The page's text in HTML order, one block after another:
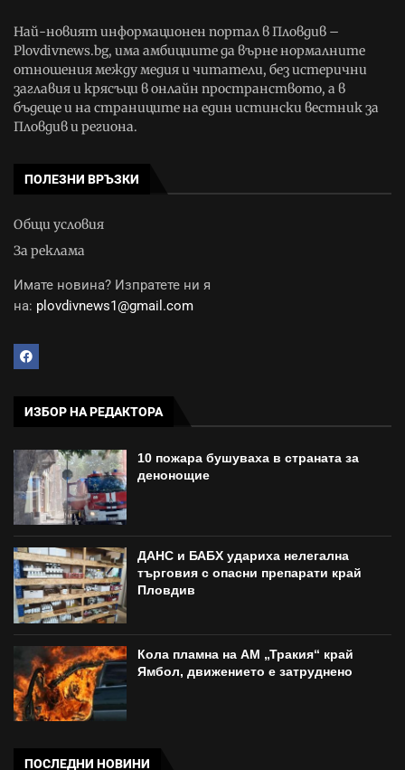
Най-новият информационен портал в Пловдив –
Plovdivnews.bg, има амбициите да върне нормалните
отношения между медия и читатели, без истерични
заглавия и крясъци в онлайн пространството, а в
бъдеще и на страниците на един истински вестник за
Пловдив и региона.
ПОЛЕЗНИ ВРЪЗКИ
Общи условия
За реклама
Имате новина? Изпратете ни я
на: plovdivnews1@gmail.com
ИЗБОР НА РЕДАКТОРА
10 пожара бушуваха в страната за
денонощие
ДАНС и БАБХ удариха нелегална
търговия с опасни препарати край
Пловдив
Кола пламна на АМ „Тракия“ край
Ямбол, движението е затруднено
ПОСЛЕДНИ НОВИНИ